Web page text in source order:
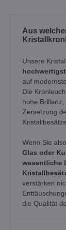
Aus
Unsere
auf
Die
hohe
Zersetzung
Wenn Sie
Glas oder
wesentliche
verstärken
die Qualität